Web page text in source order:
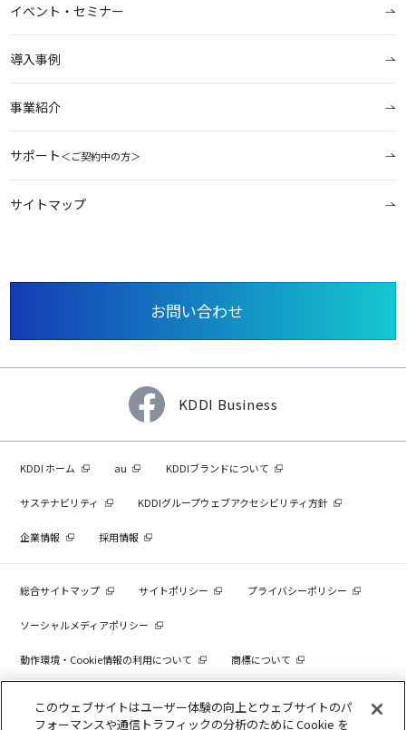
イベント・セミナー
導入事例
事業紹介
サポート＜ご契約中の方＞
サイトマップ
お問い合わせ
KDDI Business
KDDI ホーム au KDDIブランドについて
サステナビリティ KDDIグループウェブアクセシビリティ方針
企業情報 採用情報
総合サイトマップ サイトポリシー プライバシーポリシー
ソーシャルメディアポリシー
動作環境・Cookie情報の利用について 商標について
このウェブサイトはユーザー体験の向上とウェブサイトのパ
フォーマンスや通信トラフィックの分析のために Cookie を